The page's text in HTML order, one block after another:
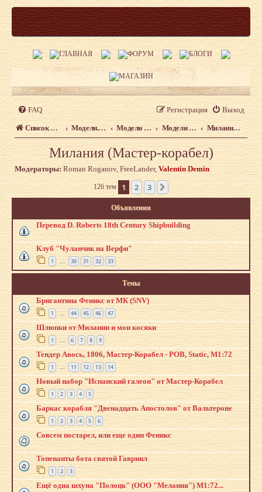
FAQ Выход
Регистрация
Список форумов Модели. Форум моделистов сайта shipmodeling.ru Модели из наборов. Что, где, когда. Модели из наборов Милания (Мастер-корабел)
Милания (Мастер-корабел)
Модераторы: Roman Roganov,FreeLander,Valentin Demin
126 тем 1 2 3 След.
Объявления
Перевод D. Roberts 18th Century Shipbuilding
Клуб "Чуланчик на Верфи"
1 … 30 31 32 33
Темы
Бригантина Феникс от МК (SNV)
1 … 44 45 46 47
Шлюпки от Милании и мои косяки
1 … 6 7 8 9
Тендер Авось, 1806, Мастер-Корабел - POB, Static, М1:72
1 … 11 12 13 14
Новый набор "Испанский галеон" от Мастер-Корабел
1 2 3 4 5
Баркас корабля "Двенадцать Апостолов" от Вальтероне
1 2 3 4 5 6
Совсем постарел, или еще один Феникс
Топенанты бота святой Гавриил
1 2 3
Ещё одна шхуна "Полоцк" (ООО "Мелания") М1:72...